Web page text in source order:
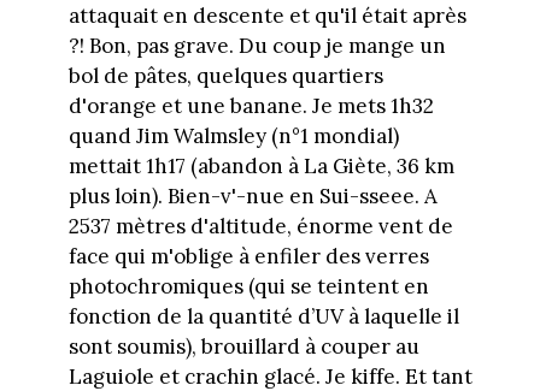
attaquait en descente et qu'il était après
?! Bon, pas grave. Du coup je mange un
bol de pâtes, quelques quartiers
d'orange et une banane. Je mets 1h32
quand Jim Walmsley (n°1 mondial)
mettait 1h17 (abandon à La Giète, 36 km
plus loin). Bien-v'-nue en Sui-sseee. A
2537 mètres d'altitude, énorme vent de
face qui m'oblige à enfiler des verres
photochromiques (qui se teintent en
fonction de la quantité d’UV à laquelle il
sont soumis), brouillard à couper au
Laguiole et crachin glacé. Je kiffe. Et tant